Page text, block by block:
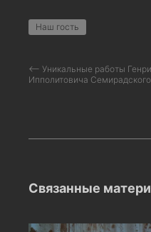
Наш гость
⟵ Уникальные работы
Ипполитовича Семирадского
Связанные